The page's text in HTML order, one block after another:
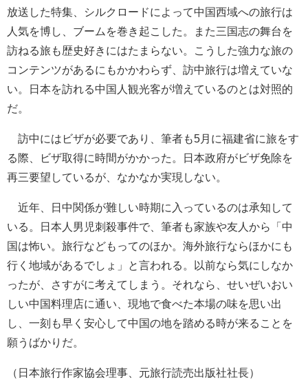
放送した特集、シルクロードによって中国西域への旅行は
人気を博し、ブームを巻き起こした。また三国志の舞台を
訪ねる旅も歴史好きにはたまらない。こうした強力な旅の
コンテンツがあるにもかかわらず、訪中旅行は増えていな
い。日本を訪れる中国人観光客が増えているのとは対照的
だ。
訪中にはビザが必要であり、筆者も5月に福建省に旅をす
る際、ビザ取得に時間がかかった。日本政府がビザ免除を
再三要望しているが、なかなか実現しない。
近年、日中関係が難しい時期に入っているのは承知して
いる。日本人男児刺殺事件で、筆者も家族や友人から「中
国は怖い。旅行などもってのほか。海外旅行ならほかにも
行く地域があるでしょ」と言われる。以前なら気にしなか
ったが、さすがに考えてしまう。それなら、せいぜいおい
しい中国料理店に通い、現地で食べた本場の味を思い出
し、一刻も早く安心して中国の地を踏める時が来ることを
願うばかりだ。
（日本旅行作家協会理事、元旅行読売出版社社長）